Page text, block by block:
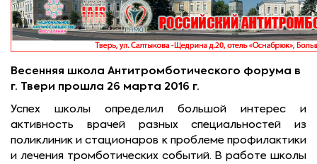
Весенняя школа Антитромботического форума в
г. Твери прошла 26 марта 2016 г.
Успех школы определил большой интерес и
активность врачей разных специальностей из
поликлиник и стационаров к проблеме профилактики
и лечения тромботических событий. В работе школы